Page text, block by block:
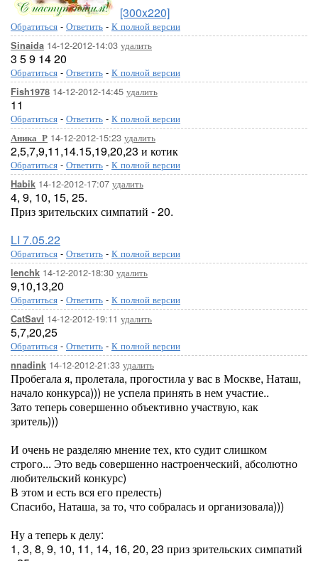
[300x220]
Обратиться - Ответить - К полной версии
Sinaida 14-12-2012-14:03 удалить
3 5 9 14 20
Обратиться - Ответить - К полной версии
Fish1978 14-12-2012-14:45 удалить
11
Обратиться - Ответить - К полной версии
Аника_Р 14-12-2012-15:23 удалить
2,5,7,9,11,14.15,19,20,23 и котик
Обратиться - Ответить - К полной версии
Habik 14-12-2012-17:07 удалить
4, 9, 10, 15, 25.
Приз зрительских симпатий - 20.
LI 7.05.22
Обратиться - Ответить - К полной версии
lenchk 14-12-2012-18:30 удалить
9,10,13,20
Обратиться - Ответить - К полной версии
CatSavl 14-12-2012-19:11 удалить
5,7,20,25
Обратиться - Ответить - К полной версии
nnadink 14-12-2012-21:33 удалить
Пробегала я, пролетала, прогостила у вас в Москве, Наташ,
начало конкурса))) не успела принять в нем участие..
Зато теперь совершенно объективно участвую, как
зритель)))
И очень не разделяю мнение тех, кто судит слишком
строго... Это ведь совершенно настроенческий, абсолютно
любительский конкурс)
В этом и есть вся его прелесть)
Спасибо, Наташа, за то, что собралась и организовала)))
Ну а теперь к делу:
1, 3, 8, 9, 10, 11, 14, 16, 20, 23 приз зрительских симпатий